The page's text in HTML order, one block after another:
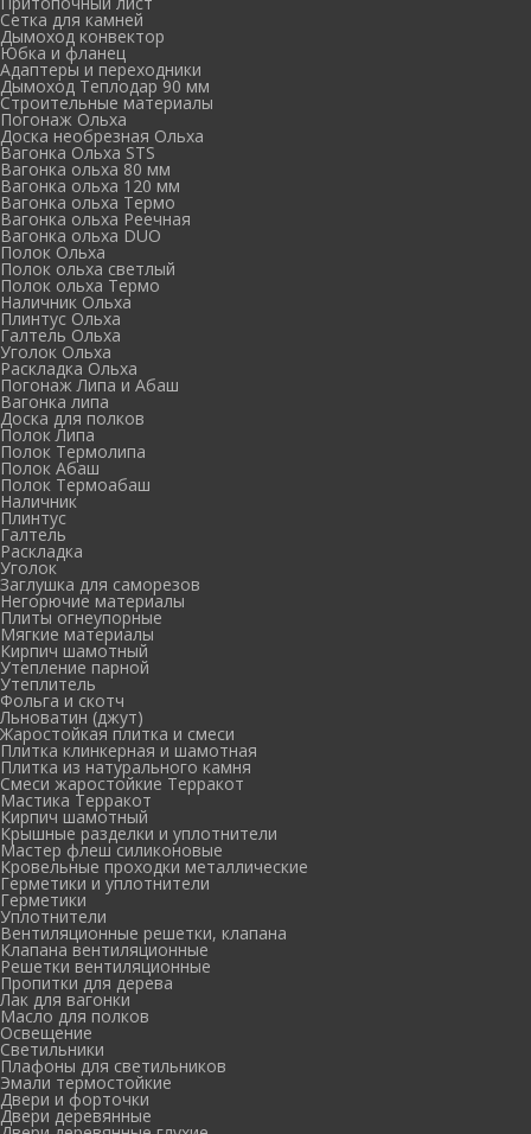
Сетка для камней
Дымоход конвектор
Юбка и фланец
Адаптеры и переходники
Дымоход Теплодар 90 мм
Cтроительные материалы
Погонаж Ольха
Доска необрезная Ольха
Вагонка Ольха STS
Вагонка ольха 80 мм
Вагонка ольха 120 мм
Вагонка ольха Термо
Вагонка ольха Реечная
Вагонка ольха DUO
Полок Ольха
Полок ольха светлый
Полок ольха Термо
Наличник Ольха
Плинтус Ольха
Галтель Ольха
Уголок Ольха
Раскладка Ольха
Погонаж Липа и Абаш
Вагонка липа
Доска для полков
Полок Липа
Полок Термолипа
Полок Абаш
Полок Термоабаш
Наличник
Плинтус
Галтель
Раскладка
Уголок
Заглушка для саморезов
Негорючие материалы
Плиты огнеупорные
Мягкие материалы
Кирпич шамотный
Утепление парной
Утеплитель
Фольга и скотч
Льноватин (джут)
Жаростойкая плитка и смеси
Плитка клинкерная и шамотная
Плитка из натурального камня
Смеси жаростойкие Терракот
Мастика Терракот
Кирпич шамотный
Крышные разделки и уплотнители
Мастер флеш силиконовые
Кровельные проходки металлические
Герметики и уплотнители
Герметики
Уплотнители
Вентиляционные решетки, клапана
Клапана вентиляционные
Решетки вентиляционные
Пропитки для дерева
Лак для вагонки
Масло для полков
Освещение
Светильники
Плафоны для светильников
Эмали термостойкие
Двери и форточки
Двери деревянные